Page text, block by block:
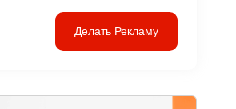
Делать Рекламу